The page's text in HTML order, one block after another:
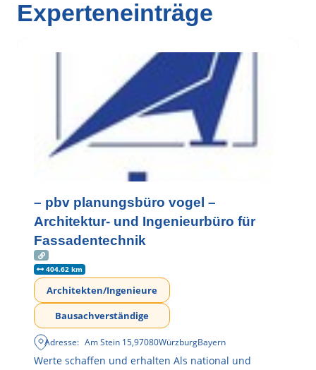
Experteneinträge
– pbv planungsbüro vogel –
Architektur- und Ingenieurbüro für
Fassadentechnik
404.62 km
Architekten/Ingenieure
Bausachverständige
Adresse: Am Stein 15,97080WürzburgBayern
Werte schaffen und erhalten Als national und